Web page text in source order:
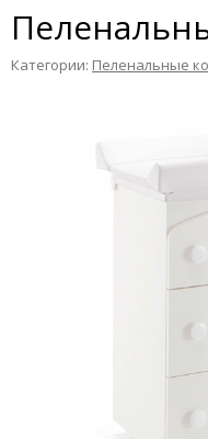
Категории: Пеленальные